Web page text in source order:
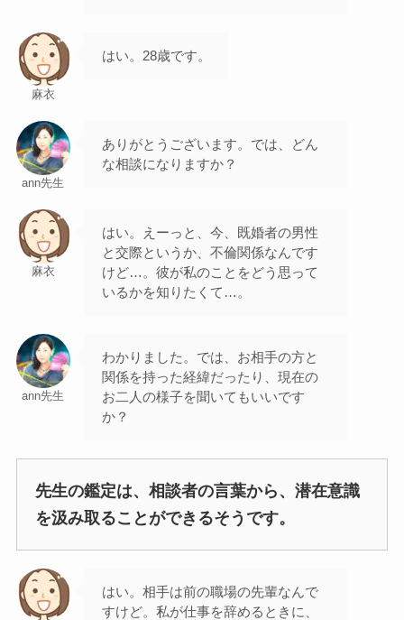
麻衣
はい。28歳です。
ann先生
ありがとうございます。では、どん
な相談になりますか？
麻衣
はい。えーっと、今、既婚者の男性
と交際というか、不倫関係なんです
けど…。彼が私のことをどう思って
いるかを知りたくて…。
ann先生
わかりました。では、お相手の方と
関係を持った経緯だったり、現在の
お二人の様子を聞いてもいいです
か？
先生の鑑定は、相談者の言葉から、潜在意識
を汲み取ることができるそうです。
はい。相手は前の職場の先輩なんで
すけど。私が仕事を辞めるときに、